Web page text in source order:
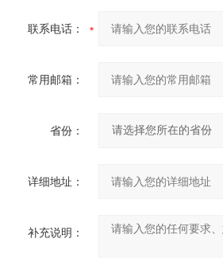
联系电话：
常用邮箱：
省份：
详细地址：
补充说明：